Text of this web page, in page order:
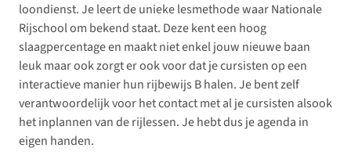
loondienst. Je leert de unieke lesmethode waar Nationale
Rijschool om bekend staat. Deze kent een hoog
slaagpercentage en maakt niet enkel jouw nieuwe baan
leuk maar ook zorgt er ook voor dat je cursisten op een
interactieve manier hun rijbewijs B halen. Je bent zelf
verantwoordelijk voor het contact met al je cursisten alsook
het inplannen van de rijlessen. Je hebt dus je agenda in
eigen handen.